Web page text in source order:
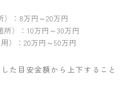
）：8万円～20万円
）：10万円～30万円
）：20万円～50万円
た目安金額から上下すること